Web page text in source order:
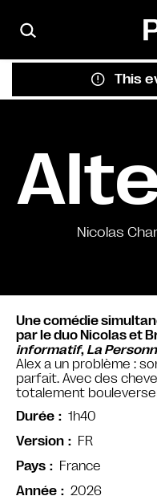
This
Nicolas
Une comédie
par le duo Nicolas et
informatif, La
Alex a un problème :
parfait. Avec des
totalement
Durée
1h40
Version
FR
Pays
France
Année
2026